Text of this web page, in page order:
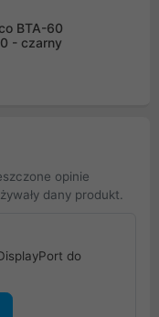
BTA-60
- czarny
opinie
dany produkt.
do